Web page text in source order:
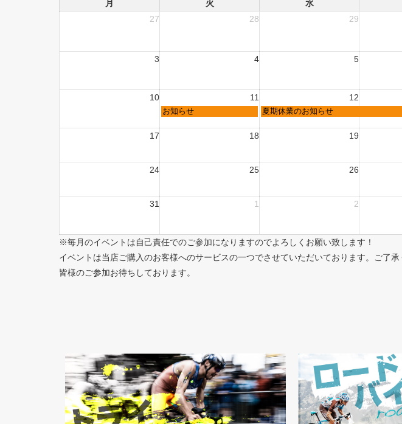
月 火 水
27
28 29
3 4 5
10 11 12
お知らせ 夏期休業のお知らせ
17 18 19
24 25 26
31 1 2
※毎月のイベントは自己責任でのご参加になりますのでよろしくお願い致します！
イベントは当店ご購入のお客様へのサービスの一つでさせていただいております。ご了承
皆様のご参加お待ちしております。